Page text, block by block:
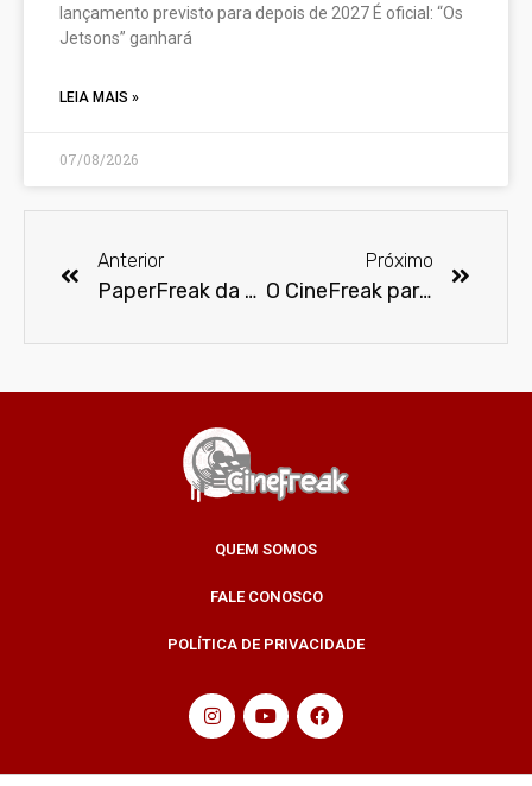
lançamento previsto para depois de 2027 É oficial: “Os
Jetsons” ganhará
LEIA MAIS »
07/08/2026
Anterior
PaperFreak da semana – Batman Arkham
Próximo
O CineFreak participou do 2º Festival Batman Day
QUEM SOMOS
FALE CONOSCO
POLÍTICA DE PRIVACIDADE